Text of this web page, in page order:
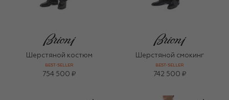
Шерстяной костюм
BEST-SELLER
754 500 ₽
Шерстяной смокинг
BEST-SELLER
742 500 ₽